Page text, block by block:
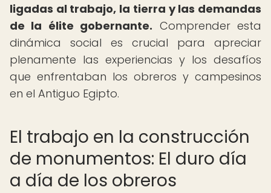
ligadas al trabajo, la tierra y las demandas
de la élite gobernante. Comprender esta
dinámica social es crucial para apreciar
plenamente las experiencias y los desafíos
que enfrentaban los obreros y campesinos
en el Antiguo Egipto.
El trabajo en la construcción
de monumentos: El duro día
a día de los obreros